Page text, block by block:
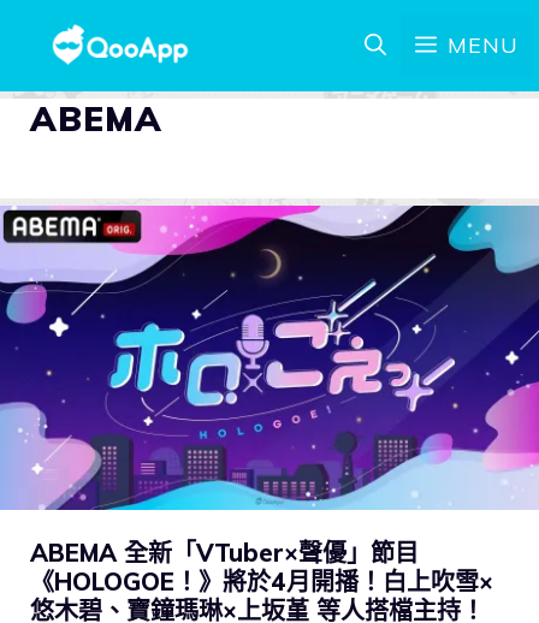
MENU
ABEMA
ABEMA 全新「VTuber×聲優」節目
《HOLOGOE！》將於4月開播！白上吹雪×
悠木碧、寶鐘瑪琳×上坂堇 等人搭檔主持！